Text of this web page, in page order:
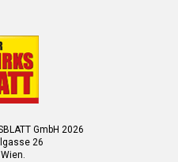
GmbH 2026
26